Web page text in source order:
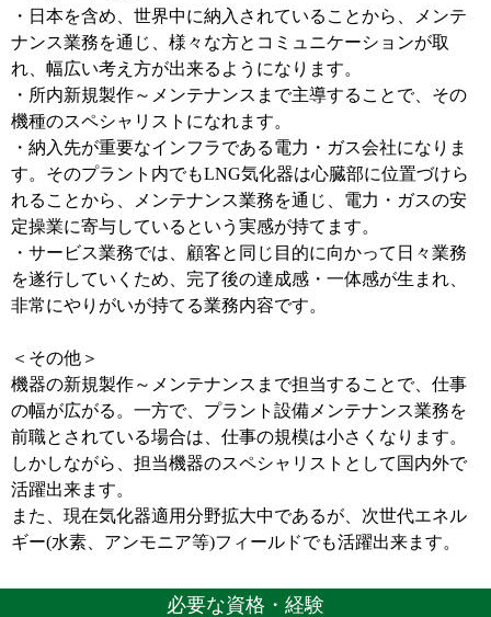
・日本を含め、世界中に納入されていることから、メンテ
ナンス業務を通じ、様々な方とコミュニケーションが取
れ、幅広い考え方が出来るようになります。
・所内新規製作～メンテナンスまで主導することで、その
機種のスペシャリストになれます。
・納入先が重要なインフラである電力・ガス会社になりま
す。そのプラント内でもLNG気化器は心臓部に位置づけら
れることから、メンテナンス業務を通じ、電力・ガスの安
定操業に寄与しているという実感が持てます。
・サービス業務では、顧客と同じ目的に向かって日々業務
を遂行していくため、完了後の達成感・一体感が生まれ、
非常にやりがいが持てる業務内容です。
＜その他＞
機器の新規製作～メンテナンスまで担当することで、仕事
の幅が広がる。一方で、プラント設備メンテナンス業務を
前職とされている場合は、仕事の規模は小さくなります。
しかしながら、担当機器のスペシャリストとして国内外で
活躍出来ます。
また、現在気化器適用分野拡大中であるが、次世代エネル
ギー(水素、アンモニア等)フィールドでも活躍出来ます。
必要な資格・経験